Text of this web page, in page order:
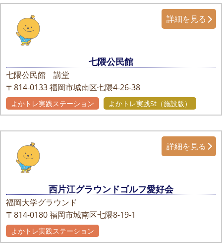
七隈公民館
七隈公民館 講堂
〒814-0133福岡市城南区七隈4-26-38
詳細を見る
よかトレ実践ステーション よかトレ実践St（施設版）
西片江グラウンドゴルフ愛好会
福岡大学グラウンド
〒814-0180福岡市城南区七隈8-19-1
詳細を見る
よかトレ実践ステーション